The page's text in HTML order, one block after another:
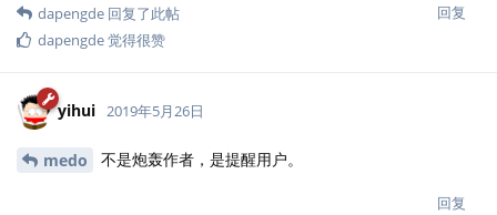
回复
dapengde 回复了此帖
dapengde觉得很赞
yihui 2019年5月26日
medo 不是炮轰作者，是提醒用户。
回复